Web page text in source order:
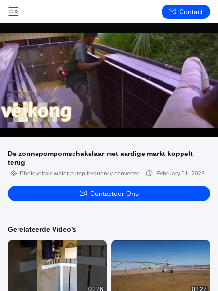
Contact
De zonnepompomschakelaar met aardige markt koppelt
terug
Photovoltaic water pump frequency converter February 01, 2023
Contacteer Ons
Gerelateerde Video's
00:26
02:27